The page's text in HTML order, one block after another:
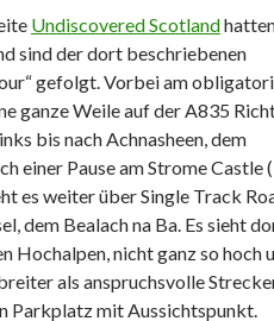
Undiscovered Scotland
sind der dort beschriebenen
gefolgt. Vorbei am
ganze Weile auf der A835
bis nach Achnasheen, dem
einer Pause am Strome Castle
es weiter über Single Track
dem Bealach na Ba. Es sieht
Hochalpen, nicht ganz so hoch
als anspruchsvolle
Parkplatz mit Aussichtspunkt.